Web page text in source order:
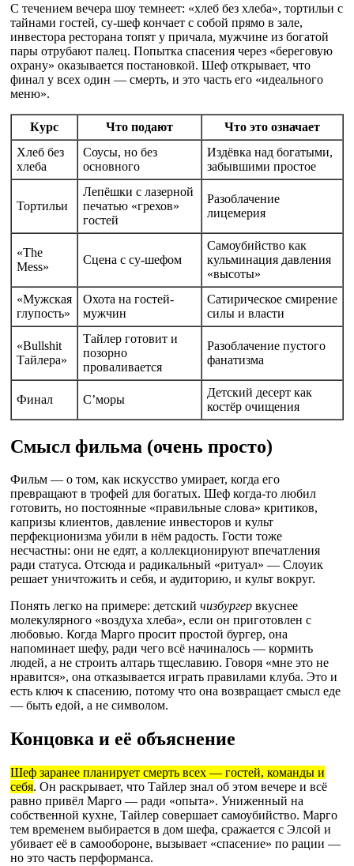
С течением вечера шоу темнеет: «хлеб без хлеба», тортильи с
тайнами гостей, су-шеф кончает с собой прямо в зале,
инвестора ресторана топят у причала, мужчине из богатой
пары отрубают палец. Попытка спасения через «береговую
охрану» оказывается постановкой. Шеф открывает, что
финал у всех один — смерть, и это часть его «идеального
меню».
Курс Что подают
Что это означает
Хлеб без
хлеба
Соусы, но без
основного
Издёвка над богатыми,
забывшими простое
Тортильи
Лепёшки с лазерной
печатью «грехов»
гостей
Разоблачение
лицемерия
«The
Mess»
Сцена с су-шефом
Самоубийство как
кульминация давления
«высоты»
«Мужская
глупость»
Охота на гостей-
мужчин
Сатирическое смирение
силы и власти
«Bullshit
Тайлера»
Тайлер готовит и
позорно
проваливается
Разоблачение пустого
фанатизма
Финал С’моры
Детский десерт как
костёр очищения
Смысл фильма (очень просто)
Фильм — о том, как искусство умирает, когда его
превращают в трофей для богатых. Шеф когда-то любил
готовить, но постоянные «правильные слова» критиков,
капризы клиентов, давление инвесторов и культ
перфекционизма убили в нём радость. Гости тоже
несчастны: они не едят, а коллекционируют впечатления
ради статуса. Отсюда и радикальный «ритуал» — Слоуик
решает уничтожить и себя, и аудиторию, и культ вокруг.
Понять легко на примере: детский чизбургер вкуснее
молекулярного «воздуха хлеба», если он приготовлен с
любовью. Когда Марго просит простой бургер, она
напоминает шефу, ради чего всё начиналось — кормить
людей, а не строить алтарь тщеславию. Говоря «мне это не
нравится», она отказывается играть правилами клуба. Это и
есть ключ к спасению, потому что она возвращает смысл еде
— быть едой, а не символом.
Концовка и её объяснение
Шеф заранее планирует смерть всех — гостей, команды и
себя. Он раскрывает, что Тайлер знал об этом вечере и всё
равно привёл Марго — ради «опыта». Униженный на
собственной кухне, Тайлер совершает самоубийство. Марго
тем временем выбирается в дом шефа, сражается с Элсой и
убивает её в самообороне, вызывает «спасение» по рации —
но это часть перформанса.